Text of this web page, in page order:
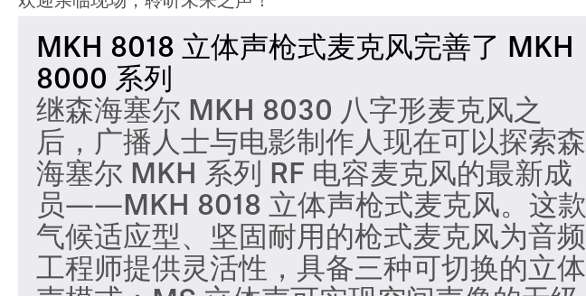
MKH 8018 立体声枪式麦克风完善了 MKH
8000 系列
继森海塞尔 MKH 8030 八字形麦克风之
后，广播人士与电影制作人现在可以探索森
海塞尔 MKH 系列 RF 电容麦克风的最新成
员——MKH 8018 立体声枪式麦克风。这款
气候适应型、坚固耐用的枪式麦克风为音频
工程师提供灵活性，具备三种可切换的立体